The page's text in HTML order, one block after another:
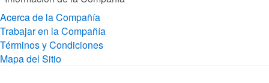
Acerca de la Compañía
Trabajar en la Compañía
Términos y Condiciones
Mapa del Sitio